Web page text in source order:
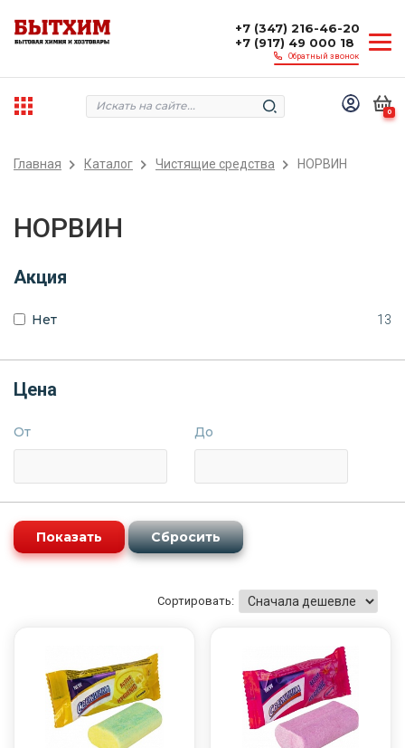
+7 (347) 216-46-20
+7 (917) 49 000 18
Обратный звонок
0
Главная Каталог Чистящие средства НОРВИН
НОРВИН
Акция
Нет 13
Цена
От До
Сортировать: